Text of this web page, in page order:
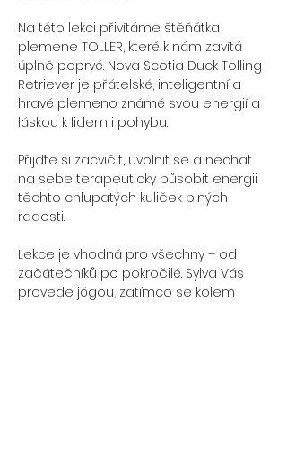
Na této lekci přivítáme štěňátka
plemene TOLLER, které k nám zavítá
úplně poprvé. Nova Scotia Duck Tolling
Retriever je přátelské, inteligentní a
hravé plemeno známé svou energií a
láskou k lidem i pohybu.
Přijďte si zacvičit, uvolnit se a nechat
na sebe terapeuticky působit energii
těchto chlupatých kuliček plných
radosti.
Lekce je vhodná pro všechny – od
začátečníků po pokročilé. Sylva Vás
provede jógou, zatímco se kolem